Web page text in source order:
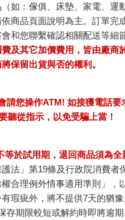
如：傢俱、床墊、家電、運
商品頁面說明為主。訂單完
和您聯繫確認相關配送等細節
及其它加價費用，皆由廠商
保留出貨與否的權利。
請您操作ATM! 如接獲電話要
聽從指示，以免受騙上當！
等於試用期，退回商品須為全
法」第19條及行政院消費者
權合理例外情事適用準則」，
瑕疵外，將不提供7天的猶豫
存期限較短或解約時即將逾